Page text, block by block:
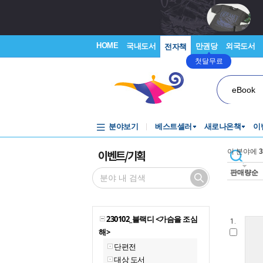
HOME 국내도서 전자책 만권당
첫달무료
외국도서
eBook
분야보기 베스트셀러 새로나온책 이
이벤트/기획
230102_블랙디 <가슴을 조심
해>
단편전
대상 도서
이 분야에 3
판매량순
1.